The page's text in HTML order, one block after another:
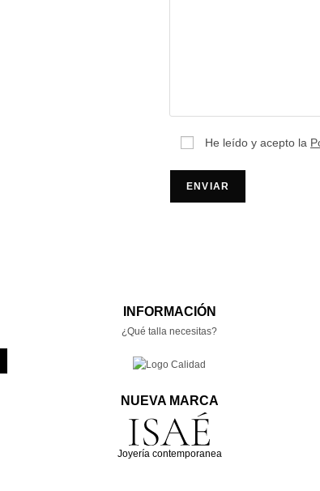
He leído y acepto la
INFORMACIÓN
¿Qué talla necesitas?
NUEVA MARCA
Joyería contemporanea